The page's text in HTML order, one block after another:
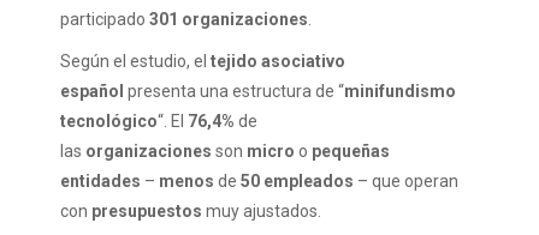
participado 301 organizaciones
Según el estudio, el tejido asociativo
español presenta una estructura de “minifundismo
tecnológico“. El 76,4% de
las organizaciones son micro o pequeñas
entidades – menos de 50 empleados – que operan
con presupuestos muy ajustados.